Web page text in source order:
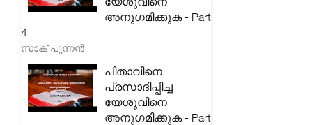
അനുഗമിക്കുക - Part
4
സാക് പുന്നൻ
പിതാവിനെ
പ്രസാദിപ്പിച്ച
യേശുവിനെ
അനുഗമിക്കുക - Part